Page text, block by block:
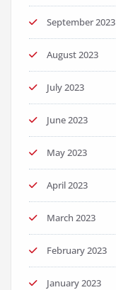
September 2023
August 2023
July 2023
June 2023
May 2023
April 2023
March 2023
February 2023
January 2023